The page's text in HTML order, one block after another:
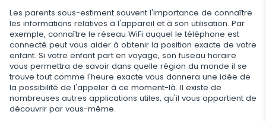
Paramètres du contrôle à distance
Mise à jour automatique
Statut en ligne sur les réseaux sociaux
Remplacement de carte SIM
Géofinder
Viber
Telegram
WeChat
Skype
Kik
Snapchat
Tik Tok
YouTube
Reddit
Tinder
Enregistrement d'utilisation du navigateur
Historique du navigateur
Favoris du navigateur
Scanner de boîte aux lettres
Streaming
Capture d'image avec l'appareil photo
Espion Telephone Video
Ecouter Conversation à Distance
Informations supprimées
Retrouver Un Message Supprimé
Retrouver Historique Appel Effacé
Contrôle
Supprimez les applications indésirables
Les parents sous-estiment souvent l'importance de connaître
les informations relatives à l'appareil et à son utilisation. Par
exemple, connaître le réseau WiFi auquel le téléphone est
connecté peut vous aider à obtenir la position exacte de votre
enfant. Si votre enfant part en voyage, son fuseau horaire
vous permettra de savoir dans quelle région du monde il se
trouve tout comme l'heure exacte vous donnera une idée de
la possibilité de l'appeler à ce moment-là. Il existe de
nombreuses autres applications utiles, qu'il vous appartient de
découvrir par vous-même.